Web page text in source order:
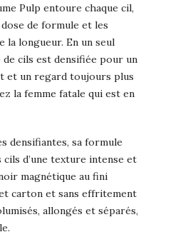
Pulp entoure chaque cil,
de formule et les
longueur. En un seul
de cils est densifiée pour un
et un regard toujours plus
la femme fatale qui est en
densifiantes, sa formule
d’une texture intense et
magnétique au fini
carton et sans effritement
allongés et séparés,